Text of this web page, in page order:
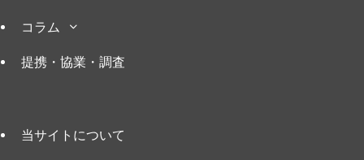
コラム
提携・協業・調査
当サイトについて